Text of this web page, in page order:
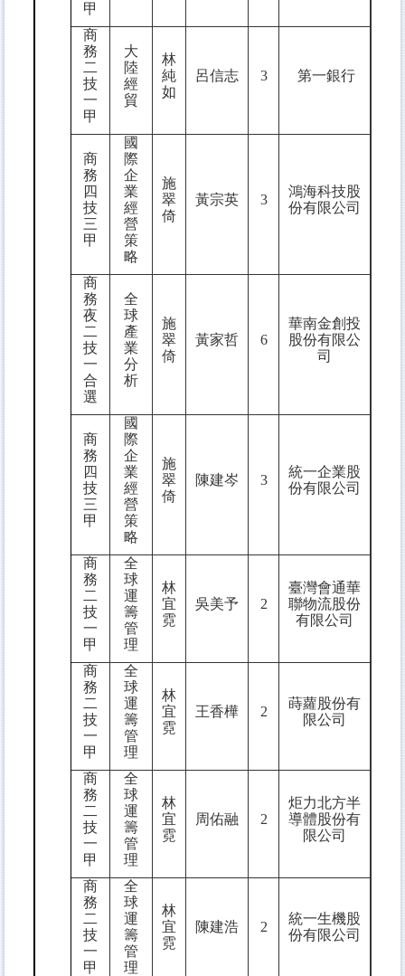
甲
商
務
二
技
一
甲
大
陸
經
貿
林
純
如
呂信志 3 第一銀行
商
務
四
技
三
甲
國
際
企
業
經
營
策
略
施
翠
倚
黃宗英 3
鴻海科技股
份有限公司
商
務
夜
二
技
一
合
選
全
球
產
業
分
析
施
翠
倚
黃家哲 6
華南金創投
股份有限公
司
商
務
四
技
三
甲
國
際
企
業
經
營
策
略
施
翠
倚
陳建岑 3
統一企業股
份有限公司
商
務
二
技
一
甲
全
球
運
籌
管
理
林
宜
霓
吳美予 2
臺灣會通華
聯物流股份
有限公司
商
務
二
技
一
甲
全
球
運
籌
管
理
林
宜
霓
王香樺 2
蒔蘿股份有
限公司
商
務
二
技
一
甲
全
球
運
籌
管
理
林
宜
霓
周佑融 2
炬力北方半
導體股份有
限公司
商
務
二
技
一
甲
全
球
運
籌
管
理
林
宜
霓
陳建浩 2
統一生機股
份有限公司